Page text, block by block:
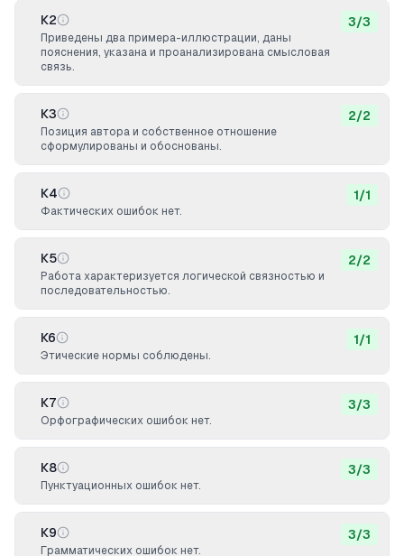
К2
Приведены два примера-иллюстрации, даны
пояснения, указана и проанализирована смысловая
связь.
3/3
К3
Позиция автора и собственное отношение
сформулированы и обоснованы.
2/2
К4
Фактических ошибок нет.
1/1
К5
Работа характеризуется логической связностью и
последовательностью.
2/2
К6
Этические нормы соблюдены.
1/1
К7
Орфографических ошибок нет.
3/3
К8
Пунктуационных ошибок нет.
3/3
К9
Грамматических ошибок нет.
3/3